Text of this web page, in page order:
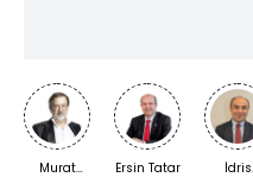
Murat
Ersin Tatar
İdris